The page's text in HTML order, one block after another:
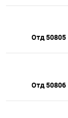
Отд 50805
Отд 50806